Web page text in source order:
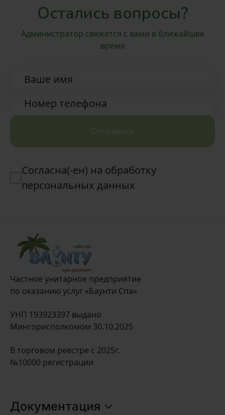
Остались вопросы?
Администратор свяжется с вами в ближайшее
время
Ваше имя
Номер телефона
Отправить
Согласна(-ен) на обработку
персональных данных
Частное унитарное предприятие
по оказанию услуг «Баунти Спа»
УНП 193923397 выдано
Мингорисполкомом 30.10.2025
В торговом реестре с 2025г.
№10000 регистрации
Документация